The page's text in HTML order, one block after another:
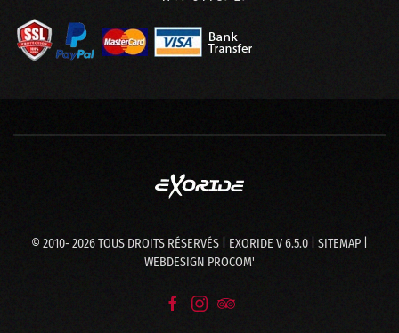
© 2010-2026TOUS DROITS RÉSERVÉS | EXORIDE V 6.5.0 | SITEMAP
WEBDESIGN PROCOM'